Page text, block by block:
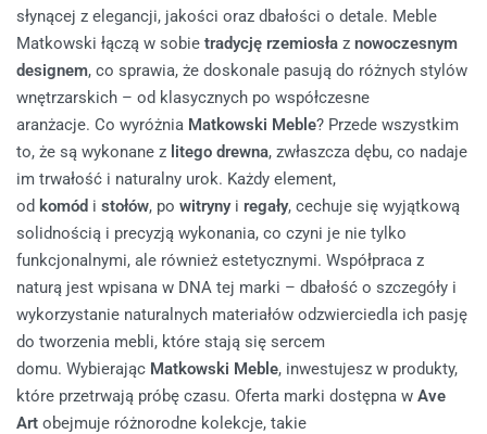
słynącej z elegancji, jakości oraz dbałości o detale. Meble
Matkowski łączą w sobie tradycję rzemiosła z nowoczesnym
designem, co sprawia, że doskonale pasują do różnych stylów
wnętrzarskich – od klasycznych po współczesne
aranżacje. Co wyróżnia Matkowski Meble? Przede wszystkim
to, że są wykonane z litego drewna, zwłaszcza dębu, co nadaje
im trwałość i naturalny urok. Każdy element,
od komód i stołów, po witrynyi regały, cechuje się wyjątkową
solidnością i precyzją wykonania, co czyni je nie tylko
funkcjonalnymi, ale również estetycznymi. Współpraca z
naturą jest wpisana w DNA tej marki – dbałość o szczegóły i
wykorzystanie naturalnych materiałów odzwierciedla ich pasję
do tworzenia mebli, które stają się sercem
domu. Wybierając Matkowski Meble, inwestujesz w produkty,
które przetrwają próbę czasu. Oferta marki dostępna w Ave
Art obejmuje różnorodne kolekcje, takie